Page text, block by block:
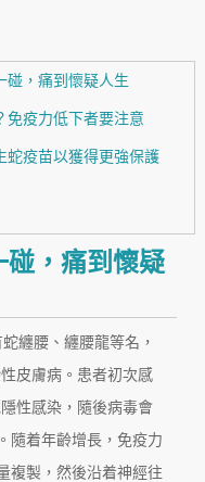
碰，痛到懷疑人生
免疫力低下者要注意
蛇疫苗以獲得更強保護
碰，痛到懷疑
纏腰、纏腰龍等名，
皮膚病。患者初次感
性感染，隨後病毒會
隨着年齡增長，免疫力
複製，然後沿着神經往